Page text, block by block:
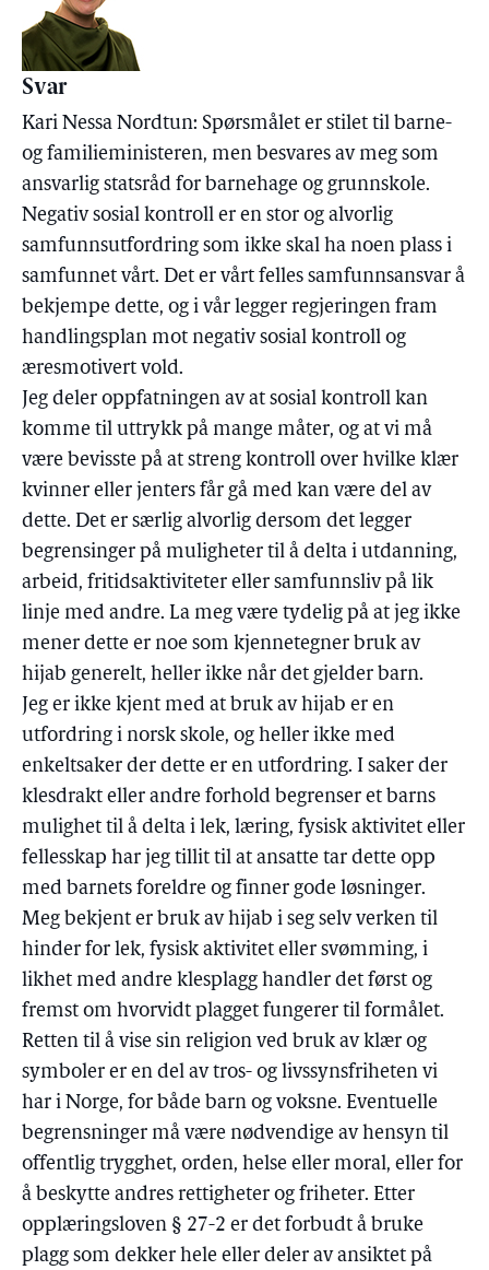
Svar
Kari Nessa Nordtun: Spørsmålet er stilet til barne-
og familieministeren, men besvares av meg som
ansvarlig statsråd for barnehage og grunnskole.
Negativ sosial kontroll er en stor og alvorlig
samfunnsutfordring som ikke skal ha noen plass i
samfunnet vårt. Det er vårt felles samfunnsansvar å
bekjempe dette, og i vår legger regjeringen fram
handlingsplan mot negativ sosial kontroll og
æresmotivert vold.
Jeg deler oppfatningen av at sosial kontroll kan
komme til uttrykk på mange måter, og at vi må
være bevisste på at streng kontroll over hvilke klær
kvinner eller jenters får gå med kan være del av
dette. Det er særlig alvorlig dersom det legger
begrensinger på muligheter til å delta i utdanning,
arbeid, fritidsaktiviteter eller samfunnsliv på lik
linje med andre. La meg være tydelig på at jeg ikke
mener dette er noe som kjennetegner bruk av
hijab generelt, heller ikke når det gjelder barn.
Jeg er ikke kjent med at bruk av hijab er en
utfordring i norsk skole, og heller ikke med
enkeltsaker der dette er en utfordring. I saker der
klesdrakt eller andre forhold begrenser et barns
mulighet til å delta i lek, læring, fysisk aktivitet eller
fellesskap har jeg tillit til at ansatte tar dette opp
med barnets foreldre og finner gode løsninger.
Meg bekjent er bruk av hijab i seg selv verken til
hinder for lek, fysisk aktivitet eller svømming, i
likhet med andre klesplagg handler det først og
fremst om hvorvidt plagget fungerer til formålet.
Retten til å vise sin religion ved bruk av klær og
symboler er en del av tros- og livssynsfriheten vi
har i Norge, for både barn og voksne. Eventuelle
begrensninger må være nødvendige av hensyn til
offentlig trygghet, orden, helse eller moral, eller for
å beskytte andres rettigheter og friheter. Etter
opplæringsloven § 27-2 er det forbudt å bruke
plagg som dekker hele eller deler av ansiktet på